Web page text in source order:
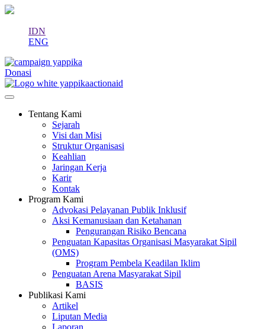
IDN
ENG
Donasi
Tentang Kami
Sejarah
Visi dan Misi
Struktur Organisasi
Keahlian
Jaringan Kerja
Karir
Kontak
Program Kami
Advokasi Pelayanan Publik Inklusif
Aksi Kemanusiaan dan Ketahanan
Pengurangan Risiko Bencana
Penguatan Kapasitas Organisasi Masyarakat Sipil
(OMS)
Program Pembela Keadilan Iklim
Penguatan Arena Masyarakat Sipil
BASIS
Publikasi Kami
Artikel
Liputan Media
Laporan